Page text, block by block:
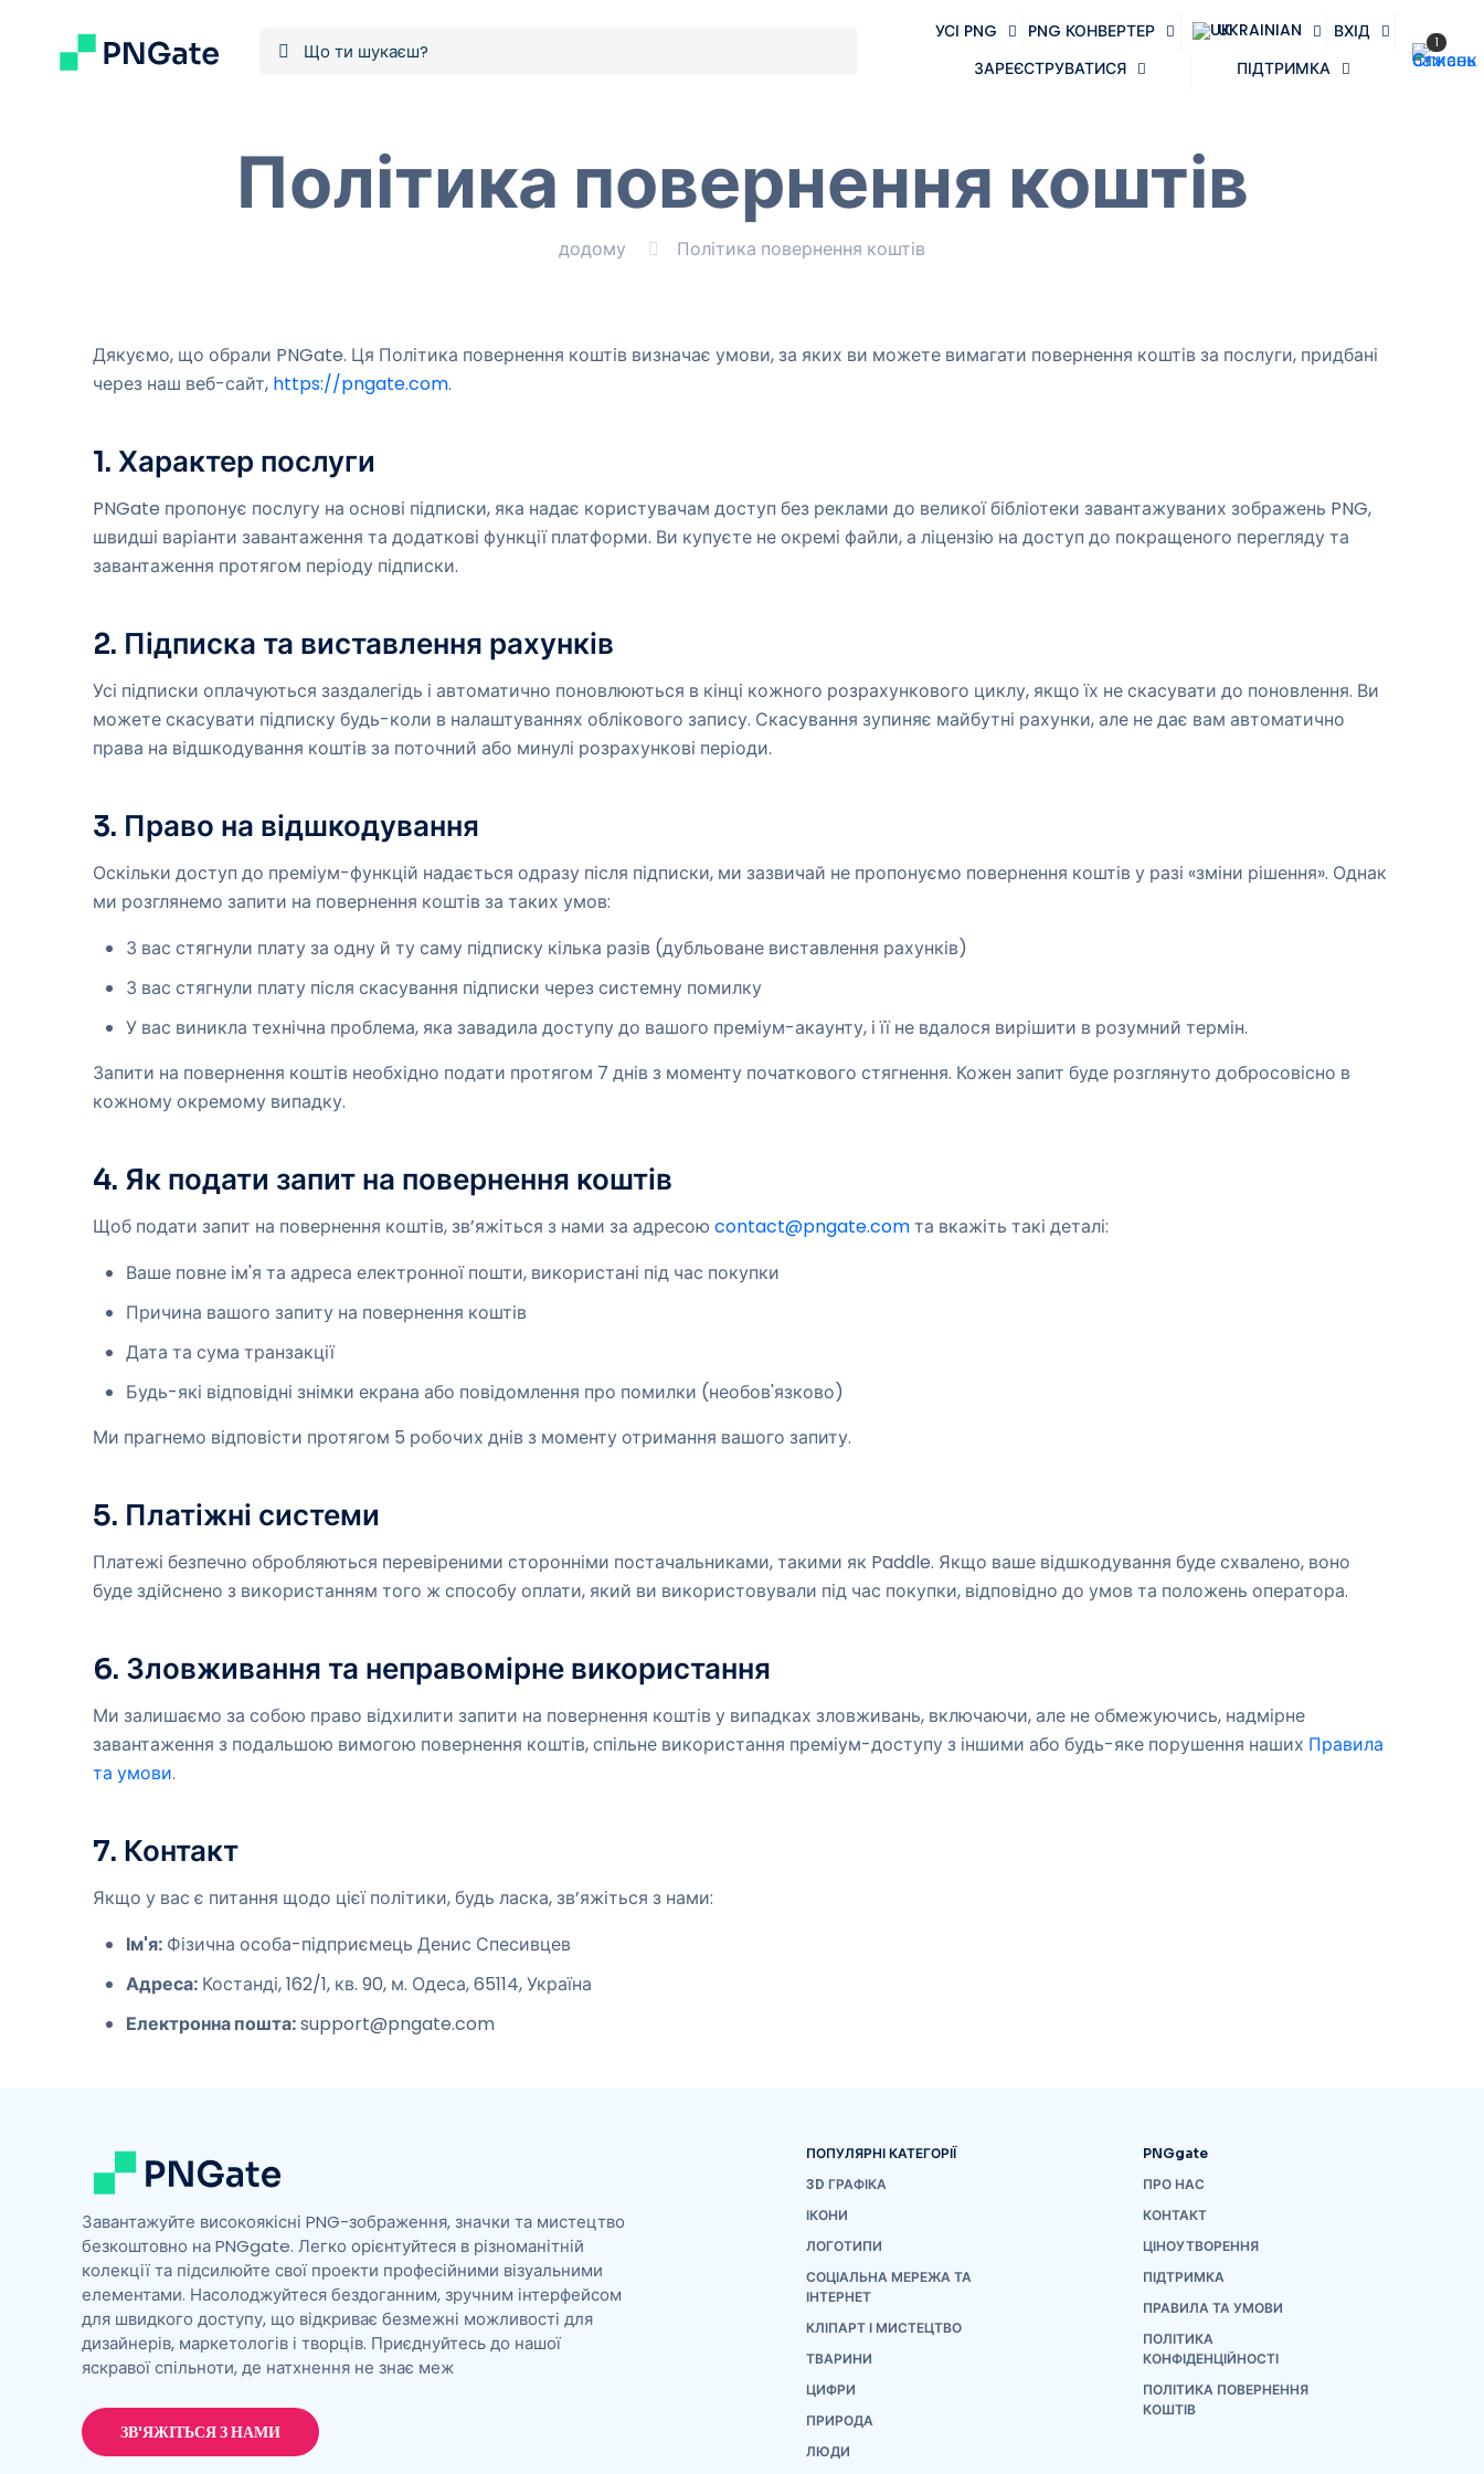
УСІ PNG PNG КОНВЕРТЕР UKRAINIAN
ВХІД
ЗАРЕЄСТРУВАТИСЯ
ПІДТРИМКА
1
Політика повернення коштів
додому Політика повернення коштів
Дякуємо, що обрали PNGate. Ця Політика повернення коштів визначає умови, за яких ви можете вимагати повернення коштів за послуги, придбані
через наш веб-сайт, https://pngate.com.
1. Характер послуги
PNGate пропонує послугу на основі підписки, яка надає користувачам доступ без реклами до великої бібліотеки завантажуваних зображень PNG,
швидші варіанти завантаження та додаткові функції платформи. Ви купуєте не окремі файли, а ліцензію на доступ до покращеного перегляду та
завантаження протягом періоду підписки.
2. Підписка та виставлення рахунків
Усі підписки оплачуються заздалегідь і автоматично поновлюються в кінці кожного розрахункового циклу, якщо їх не скасувати до поновлення. Ви
можете скасувати підписку будь-коли в налаштуваннях облікового запису. Скасування зупиняє майбутні рахунки, але не дає вам автоматично
права на відшкодування коштів за поточний або минулі розрахункові періоди.
3. Право на відшкодування
Оскільки доступ до преміум-функцій надається одразу після підписки, ми зазвичай не пропонуємо повернення коштів у разі «зміни рішення». Однак
ми розглянемо запити на повернення коштів за таких умов:
З вас стягнули плату за одну й ту саму підписку кілька разів (дубльоване виставлення рахунків)
З вас стягнули плату після скасування підписки через системну помилку
У вас виникла технічна проблема, яка завадила доступу до вашого преміум-акаунту, і її не вдалося вирішити в розумний термін.
Запити на повернення коштів необхідно подати протягом 7 днів з моменту початкового стягнення. Кожен запит буде розглянуто добросовісно в
кожному окремому випадку.
4. Як подати запит на повернення коштів
Щоб подати запит на повернення коштів, зв’яжіться з нами за адресоюcontact@pngate.comта вкажіть такі деталі:
Ваше повне ім'я та адреса електронної пошти, використані під час покупки
Причина вашого запиту на повернення коштів
Дата та сума транзакції
Будь-які відповідні знімки екрана або повідомлення про помилки (необов'язково)
Ми прагнемо відповісти протягом 5 робочих днів з моменту отримання вашого запиту.
5. Платіжні системи
Платежі безпечно обробляються перевіреними сторонніми постачальниками, такими як Paddle. Якщо ваше відшкодування буде схвалено, воно
буде здійснено з використанням того ж способу оплати, який ви використовували під час покупки, відповідно до умов та положень оператора.
6. Зловживання та неправомірне використання
Ми залишаємо за собою право відхилити запити на повернення коштів у випадках зловживань, включаючи, але не обмежуючись, надмірне
завантаження з подальшою вимогою повернення коштів, спільне використання преміум-доступу з іншими або будь-яке порушення наших Правила
та умови.
7. Контакт
Якщо у вас є питання щодо цієї політики, будь ласка, зв’яжіться з нами:
Ім'я: Фізична особа-підприємець Денис Спесивцев
Адреса: Костанді, 162/1, кв. 90, м. Одеса, 65114, Україна
Електронна пошта:support@pngate.com
Завантажуйте високоякісні PNG-зображення, значки та мистецтво
безкоштовно на PNGgate. Легко орієнтуйтеся в різноманітній
колекції та підсилюйте свої проекти професійними візуальними
елементами. Насолоджуйтеся бездоганним, зручним інтерфейсом
для швидкого доступу, що відкриває безмежні можливості для
дизайнерів, маркетологів і творців. Приєднуйтесь до нашої
яскравої спільноти, де натхнення не знає меж
ЗВ'ЯЖІТЬСЯ З НАМИ
ПОПУЛЯРНІ КАТЕГОРІЇ
3D ГРАФІКА
ІКОНИ
ЛОГОТИПИ
СОЦІАЛЬНА МЕРЕЖА ТА
ІНТЕРНЕТ
КЛІПАРТ І МИСТЕЦТВО
ТВАРИНИ
ЦИФРИ
ПРИРОДА
ЛЮДИ
PNGgate
ПРО НАС
КОНТАКТ
ЦІНОУТВОРЕННЯ
ПІДТРИМКА
ПРАВИЛА ТА УМОВИ
ПОЛІТИКА
КОНФІДЕНЦІЙНОСТІ
ПОЛІТИКА ПОВЕРНЕННЯ
КОШТІВ